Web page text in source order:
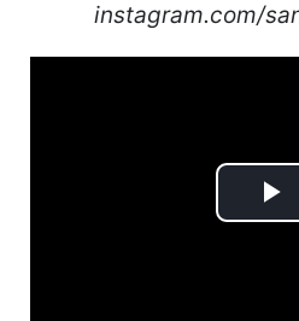
instagram.com/